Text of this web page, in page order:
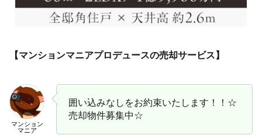
【マンションマニアプロデュースの売却サービス】
マンション
マニア
囲い込みなしをお約束いたします！！☆
売却物件募集中☆